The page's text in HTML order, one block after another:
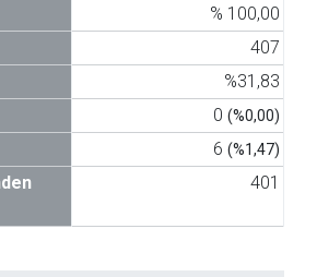
% 100,00
407
%31,83
0 (%0,00)
6 (%1,47)
401